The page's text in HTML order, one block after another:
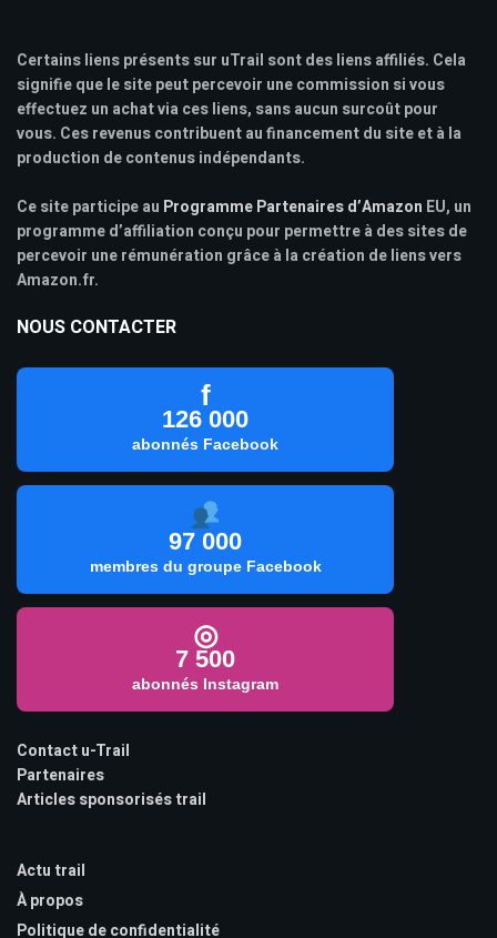
Certains liens présents sur uTrail sont des liens affiliés. Cela
signifie que le site peut percevoir une commission si vous
effectuez un achat via ces liens, sans aucun surcoût pour
vous. Ces revenus contribuent au financement du site et à la
production de contenus indépendants.
Ce site participe au Programme Partenaires d’Amazon EU, un
programme d’affiliation conçu pour permettre à des sites de
percevoir une rémunération grâce à la création de liens vers
Amazon.fr.
NOUS CONTACTER
f
126 000
abonnés Facebook
97 000
membres du groupe Facebook
◎
7 500
abonnés Instagram
Contact u-Trail
Partenaires
Articles sponsorisés trail
Actu trail
À propos
Politique de confidentialité